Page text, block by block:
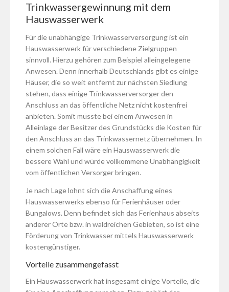
Trinkwassergewinnung mit dem
Hauswasserwerk
Für die unabhängige Trinkwasserversorgung ist ein
Hauswasserwerk für verschiedene Zielgruppen
sinnvoll. Hierzu gehören zum Beispiel alleingelegene
Anwesen. Denn innerhalb Deutschlands gibt es einige
Häuser, die so weit entfernt zur nächsten Siedlung
stehen, dass einige Trinkwasserversorger den
Anschluss an das öffentliche Netz nicht kostenfrei
anbieten. Somit müsste bei einem Anwesen in
Alleinlage der Besitzer des Grundstücks die Kosten für
den Anschluss an das Trinkwassernetz übernehmen. In
einem solchen Fall wäre ein Hauswasserwerk die
bessere Wahl und würde vollkommene Unabhängigkeit
vom öffentlichen Versorger bringen.
Je nach Lage lohnt sich die Anschaffung eines
Hauswasserwerks ebenso für Ferienhäuser oder
Bungalows. Denn befindet sich das Ferienhaus abseits
anderer Orte bzw. in waldreichen Gebieten, so ist eine
Förderung von Trinkwasser mittels Hauswasserwerk
kostengünstiger.
Vorteile zusammengefasst
Ein Hauswasserwerk hat insgesamt einige Vorteile, die